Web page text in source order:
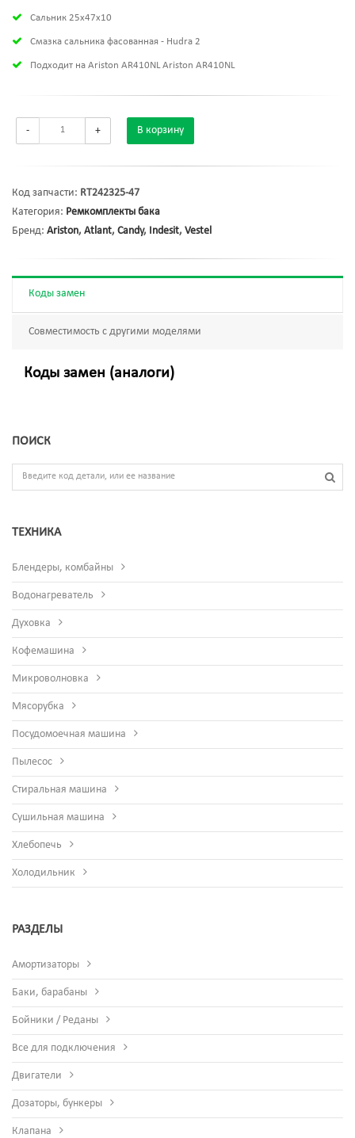
Сальник 25x47x10
Смазка сальника фасованная - Hudra 2
Подходит на Ariston AR410NL Ariston AR410NL
- + В корзину
Код запчасти: RT242325-47
Категория: Ремкомплекты бака
Бренд: Ariston, Atlant, Candy, Indesit, Vestel
Коды замен
Совместимость с другими моделями
Коды замен (аналоги)
ПОИСК
ТЕХНИКА
Блендеры, комбайны
Водонагреватель
Духовка
Кофемашина
Микроволновка
Мясорубка
Посудомоечная машина
Пылесос
Стиральная машина
Сушильная машина
Хлебопечь
Холодильник
РАЗДЕЛЫ
Амортизаторы
Баки, барабаны
Бойники / Реданы
Все для подключения
Двигатели
Дозаторы, бункеры
Клапана